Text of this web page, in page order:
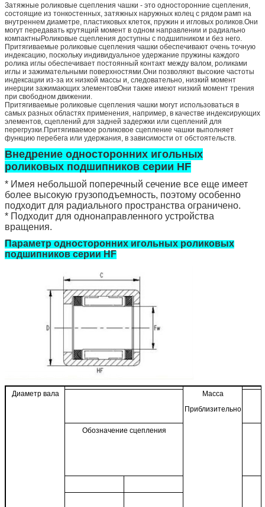
Затяжные роликовые сцепления чашки - это односторонние сцепления,
состоящие из тонкостенных, затяжных наружных колец с рядом рамп на
внутреннем диаметре, пластиковых клеток, пружин и игловых роликов.Они
могут передавать крутящий момент в одном направлении и радиально
компактныРоликовые сцепления доступны с подшипником и без него.
Притягиваемые роликовые сцепления чашки обеспечивают очень точную
индексацию, поскольку индивидуальное удержание пружины каждого
ролика иглы обеспечивает постоянный контакт между валом, роликами
иглы и зажимательными поверхностями.Они позволяют высокие частоты
индексации из-за их низкой массы и, следовательно, низкий момент
инерции зажимающих элементовОни также имеют низкий момент трения
при свободном движении.
Притягиваемые роликовые сцепления чашки могут использоваться в
самых разных областях применения, например, в качестве индексирующих
элементов, сцеплений для задней задержки или сцеплений для
перегрузки.Притягиваемое роликовое сцепление чашки выполняет
функцию перебега или удержания, в зависимости от обстоятельств.
Внедрение односторонних игольных
роликовых подшипников серии HF
* Имея небольшой поперечный сечение все еще имеет
более высокую грузоподъемность, поэтому особенно
подходит для радиального пространства ограничено.
* Подходит для однонаправленного устройства
вращения.
Параметр односторонних игольных роликовых
подшипников серии HF
Диаметр вала
Масса
Приблизительно
Обозначение сцепления